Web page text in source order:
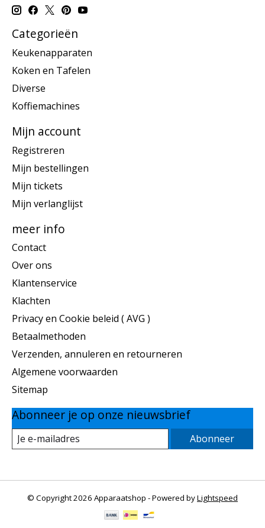
Categorieën
Keukenapparaten
Koken en Tafelen
Diverse
Koffiemachines
Mijn account
Registreren
Mijn bestellingen
Mijn tickets
Mijn verlanglijst
meer info
Contact
Over ons
Klantenservice
Klachten
Privacy en Cookie beleid ( AVG )
Betaalmethoden
Verzenden, annuleren en retourneren
Algemene voorwaarden
Sitemap
Abonneer je op onze nieuwsbrief
Abonneer
© Copyright 2026 Apparaatshop - Powered byLightspeed